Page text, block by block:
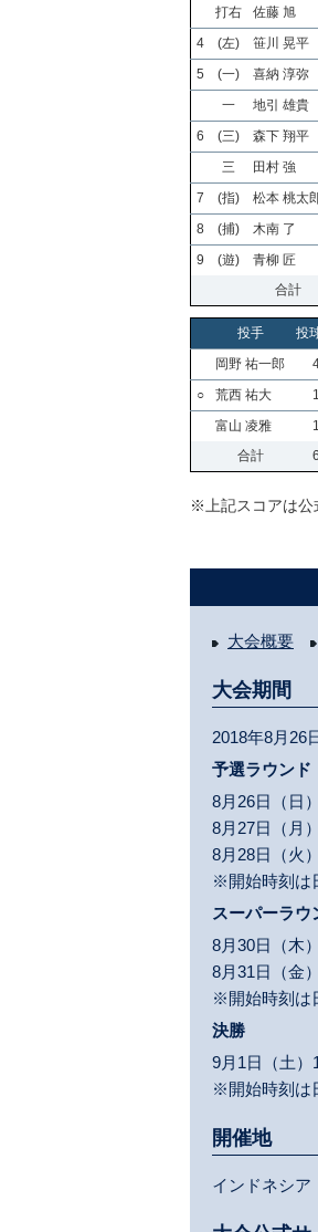
打右
佐藤 旭
4
(左) 笹川 晃平
5
(一) 喜納 淳弥
一
地引 雄貴
6
(三) 森下 翔平
三
田村 強
7
(指) 松本 桃太
8
(捕) 木南 了
9
(遊) 青柳 匠
合計
投手 投
岡野 祐一郎
○
荒西 祐大 1
富山 凌雅
1
合計
6
※上記スコアは公
大会概要
大会期間
2018年8月26
予選ラウンド
8月26日（日
8月27日（月
8月28日（火
※開始時刻は
スーパーラウ
8月30日（木
8月31日（金
※開始時刻は
決勝
9月1日（土）
※開始時刻は
開催地
インドネシア